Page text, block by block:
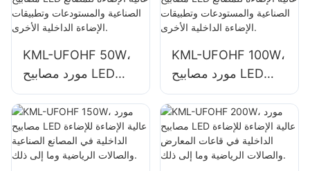
والمستودعات.
KML-UFOHF 50W،
مورد مصابيح LED
عالية الإضاءة للمصانع
الصناعية والمستودعات
وتطبيقات الإضاءة
الداخلية الأخرى.
KML-UFOHF 100W،
مورد مصابيح LED
عالية الإضاءة للمصانع
الصناعية والمستودعات
وتطبيقات الإضاءة
الداخلية الأخرى.